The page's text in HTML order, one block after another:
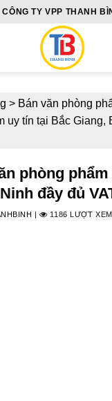
CÔNG TY VPP THANH
> Bán văn phòng
uy tín tại Bắc Giang,
phòng
đầy đủ
| 1186 LƯỢT XEM